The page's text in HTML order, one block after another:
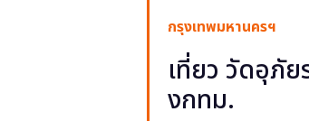
กรุงเทพมหานครฯ
เที่ยว วัดอุภั
งกทม.